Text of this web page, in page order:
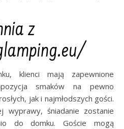
z
klienci mają zapewnione
smaków na pewno
jak i najmłodszych gości.
wyprawy, śniadanie zostanie
do domku. Goście mogą